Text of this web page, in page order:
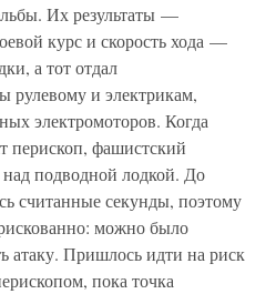
Их результаты —
курс и скорость хода —
а тот отдал
рулевому и электрикам,
электромоторов. Когда
перископ, фашистский
подводной лодкой. До
считанные секунды, поэтому
можно было
атаку. Пришлось идти на риск
пока точка